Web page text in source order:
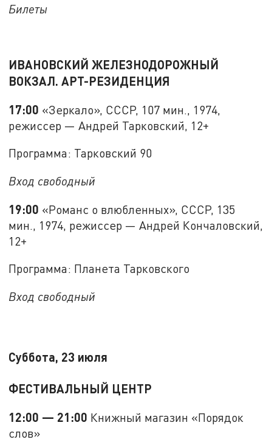
Билеты
ИВАНОВСКИЙ ЖЕЛЕЗНОДОРОЖНЫЙ
ВОКЗАЛ. АРТ-РЕЗИДЕНЦИЯ
17:00 «Зеркало», СССР, 107 мин., 1974,
режиссер — Андрей Тарковский, 12+
Программа: Тарковский 90
Вход свободный
19:00 «Романс о влюбленных», СССР, 135
мин., 1974, режиссер — Андрей Кончаловский,
12+
Программа: Планета Тарковского
Вход свободный
Суббота, 23 июля
ФЕСТИВАЛЬНЫЙ ЦЕНТР
12:00 — 21:00 Книжный магазин «Порядок
слов»